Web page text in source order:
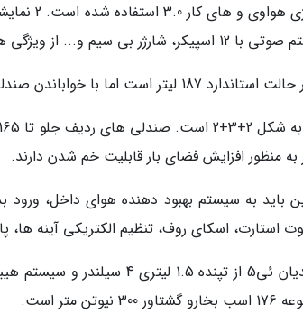
فناورانه
از ویژگی های کابین هستند.
صندلی ها به 934 لیتر افزایش می یابد.
باید به سیستم بهبود دهنده هوای داخل،
استارت، اسکای روف، تنظیم الکتریکی آینه ها،
است.